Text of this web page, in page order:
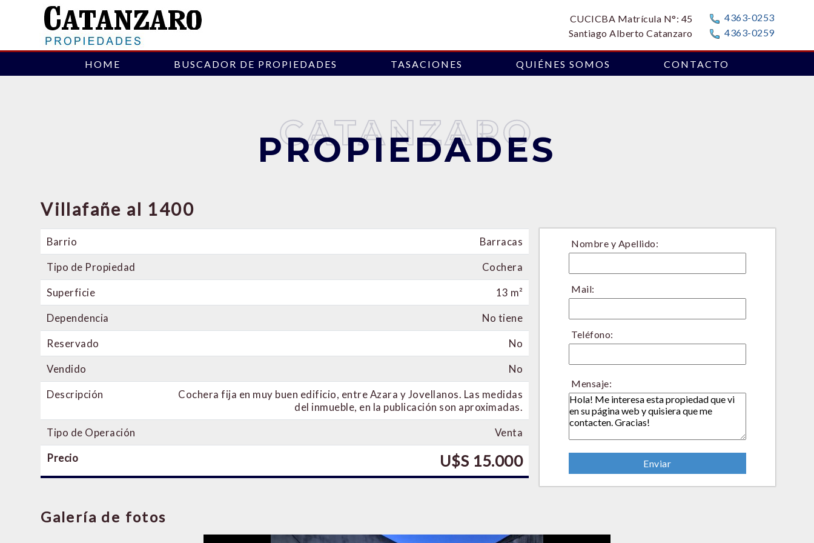
CUCICBA Matrícula N°: 45
Santiago Alberto Catanzaro
4363-0253
4363-0259
HOME BUSCADOR DE PROPIEDADES TASACIONES QUIÉNES SOMOS CONTACTO
CATANZARO
PROPIEDADES
Villafañe al 1400
Barrio
Barracas
Tipo de Propiedad
Cochera
Superficie
13 m²
Dependencia
No tiene
Reservado
No
Vendido
No
Descripción
Cochera fija en muy buen edificio, entre Azara y Jovellanos. Las medidas
del inmueble, en la publicación son aproximadas.
Tipo de Operación
Venta
Precio
U$S 15.000
Nombre y Apellido:
Mail:
Teléfono:
Mensaje:
Galería de fotos